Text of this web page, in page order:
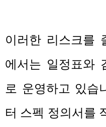
이러한 리스크를
에서는 일정표와
로 운영하고 있습
터 스펙 정의서를